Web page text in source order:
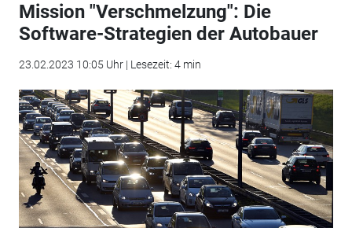
Mission "Verschmelzung": Die
Software-Strategien der Autobauer
23.02.2023 10:05 Uhr | Lesezeit: 4 min